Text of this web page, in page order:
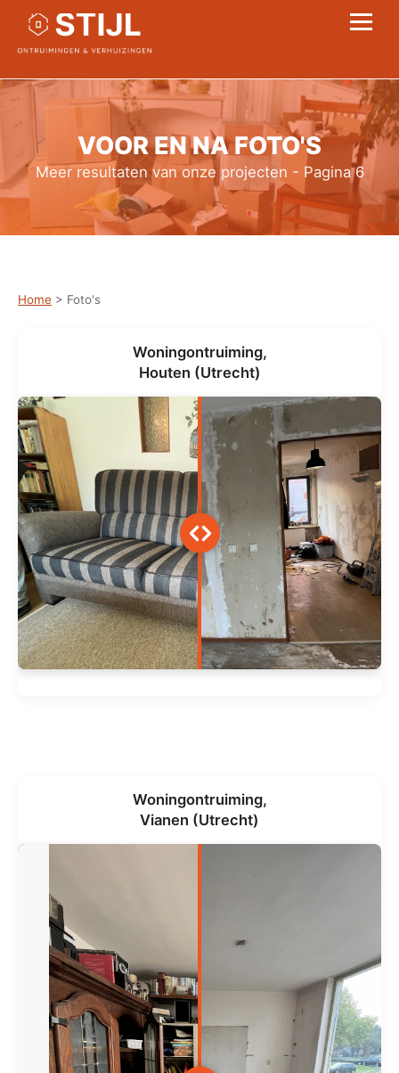
VOOR EN NA FOTO'S
Meer resultaten van onze projecten - Pagina 6
Home > Foto's
Woningontruiming,
Houten (Utrecht)
Woningontruiming,
Vianen (Utrecht)